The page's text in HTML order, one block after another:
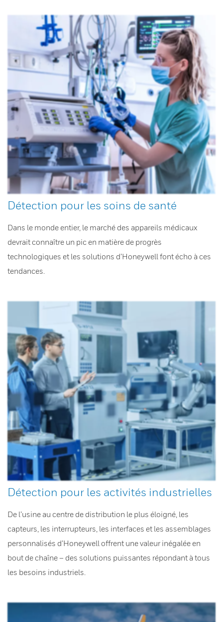
Détection pour les soins de santé
Dans le monde entier, le marché des appareils médicaux
devrait connaître un pic en matière de progrès
technologiques et les solutions d’Honeywell font écho à ces
tendances.
Détection pour les activités industrielles
De l’usine au centre de distribution le plus éloigné, les
capteurs, les interrupteurs, les interfaces et les assemblages
personnalisés d’Honeywell offrent une valeur inégalée en
bout de chaîne – des solutions puissantes répondant à tous
les besoins industriels.